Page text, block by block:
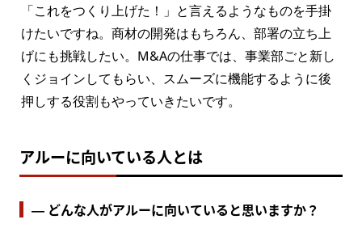
「これをつくり上げた！」と言えるようなものを手掛
けたいですね。商材の開発はもちろん、部署の立ち上
げにも挑戦したい。M&Aの仕事では、事業部ごと新し
くジョインしてもらい、スムーズに機能するように後
押しする役割もやっていきたいです。
アルーに向いている人とは
― どんな人がアルーに向いていると思いますか？